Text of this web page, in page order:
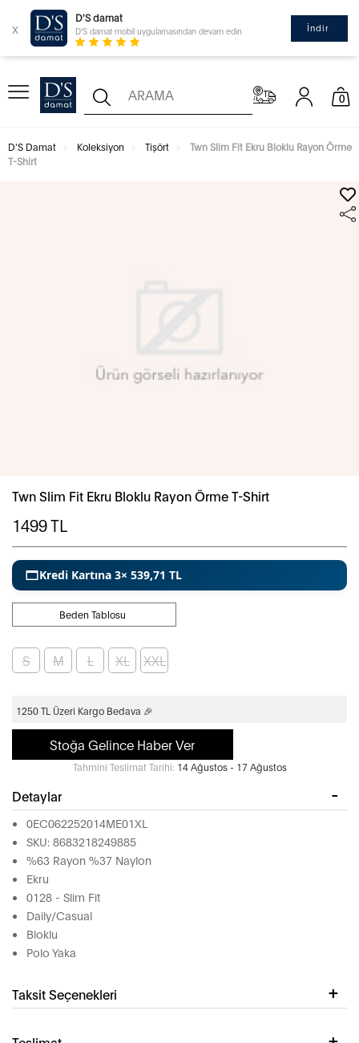
x
D'S damat
D'S damat mobil uygulamasından devam edin İndir
0
D'S Damat Koleksiyon Tişört
Twn Slim Fit Ekru Bloklu Rayon Örme
T-Shirt
Twn Slim Fit Ekru Bloklu Rayon Örme T-Shirt
1499TL
Kredi Kartına 3× 539,71 TL
Beden Tablosu
S M L XL XXL
1250 TL Üzeri Kargo Bedava 🎉
Stoğa Gelince Haber Ver
Tahmini Teslimat Tarihi: 14 Ağustos - 17 Ağustos
Detaylar
0EC062252014ME01XL
SKU: 8683218249885
%63 Rayon %37 Naylon
Ekru
0128 - Slim Fit
Daily/Casual
Bloklu
Polo Yaka
Taksit Seçenekleri